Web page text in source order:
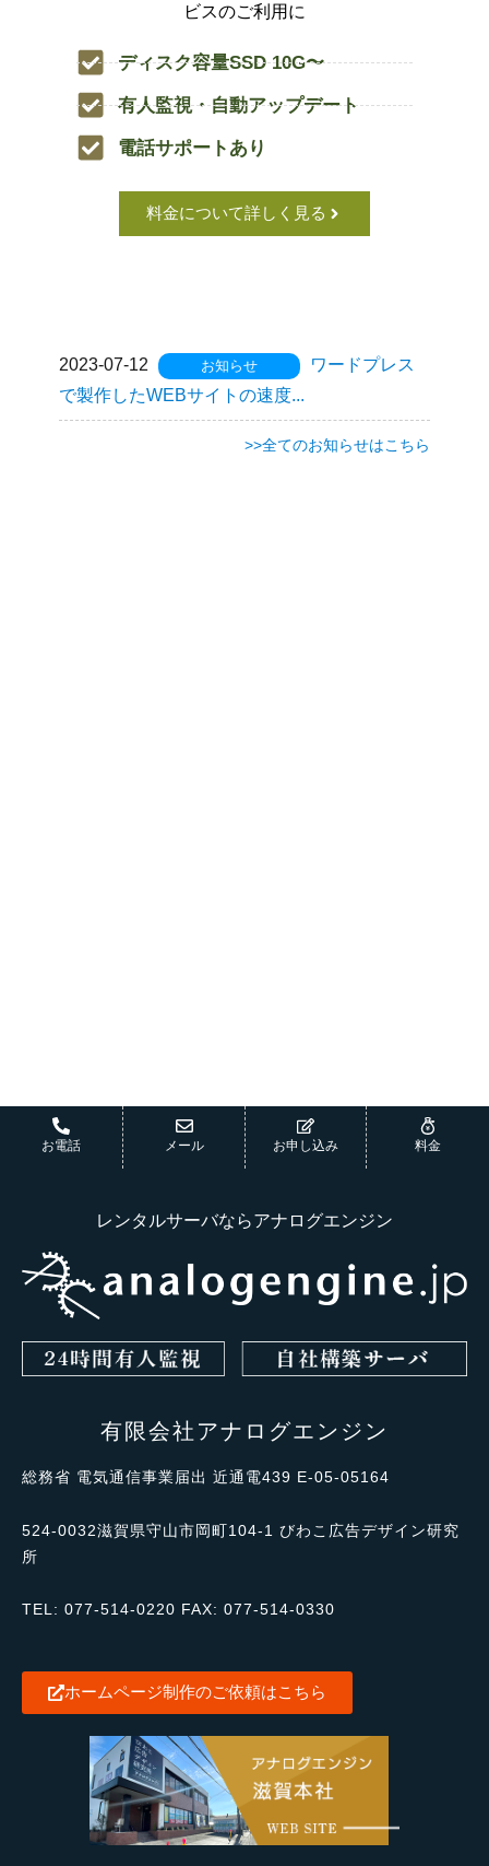
ビスのご利用に
ディスク容量SSD 10G〜
有人監視・自動アップデート
電話サポートあり
料金について詳しく見る
2023-07-12 お知らせ
ワードプレス
で製作したWEBサイトの速度...
>>全てのお知らせはこちら
お電話 メール お申し込み 料金
レンタルサーバならアナログエンジン
有限会社アナログエンジン
総務省 電気通信事業届出 近通電439 E-05-05164
524-0032滋賀県守山市岡町104-1 びわこ広告デザイン研究
所
TEL: 077-514-0220 FAX: 077-514-0330
ホームページ制作のご依頼はこちら